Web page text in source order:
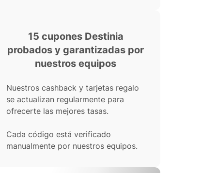
15 cupones Destinia
probados y garantizadas por
nuestros equipos
Nuestros cashback y tarjetas regalo
se actualizan regularmente para
ofrecerte las mejores tasas.
Cada código está verificado
manualmente por nuestros equipos.